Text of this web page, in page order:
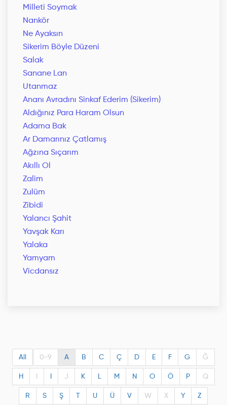
Milleti Soymak
Nankör
Ne Ayaksın
Sikerim Böyle Düzeni
Salak
Sanane Lan
Utanmaz
Ananı Avradını Sinkaf Ederim (Sikerim)
Aldığınız Para Haram Olsun
Adama Bak
Ar Damarınız Çatlamış
Ağzına Sıçarım
Akıllı Ol
Zalim
Zulüm
Zibidi
Yalancı Şahit
Yavşak Karı
Yalaka
Yamyam
Vicdansız
All 0-9 A B C Ç D E F G Ğ
H J K L M N O Ö P Q
R S Ş U Ü V W X Y Z